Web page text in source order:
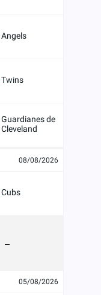
Angels
Twins
Guardianes de
Cleveland
08/08/2026
Cubs
05/08/2026